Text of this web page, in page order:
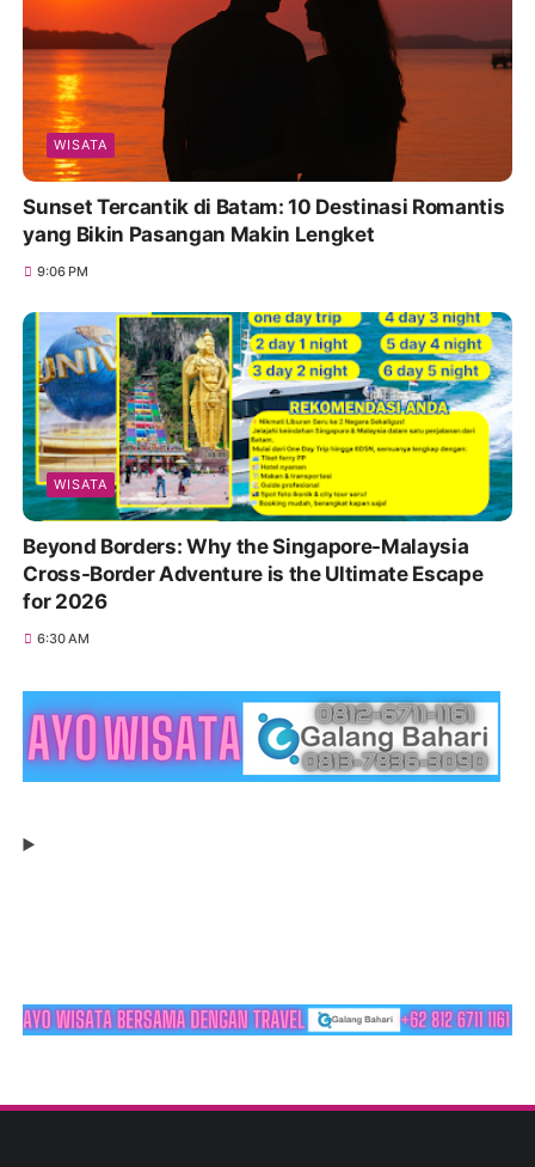
WISATA
Sunset Tercantik di Batam: 10 Destinasi Romantis
yang Bikin Pasangan Makin Lengket
9:06 PM
WISATA
Beyond Borders: Why the Singapore-Malaysia
Cross-Border Adventure is the Ultimate Escape
for 2026
6:30 AM